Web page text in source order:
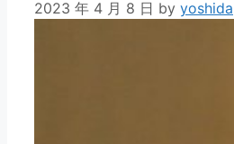
2023 年 4 月 8 日 by yoshida